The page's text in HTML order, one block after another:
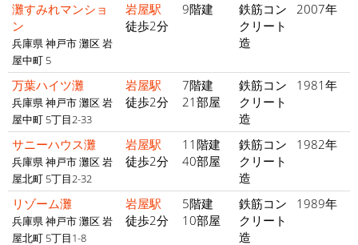
灘すみれマンショ
ン
兵庫県 神戸市 灘区 岩
屋中町 5
岩屋駅
徒歩2分
9階建
鉄筋コン
クリート
造
2007年
万葉ハイツ灘
兵庫県 神戸市 灘区 岩
屋中町 5丁目2-33
岩屋駅
徒歩2分
7階建
21部屋
鉄筋コン
クリート
造
1981年
サニーハウス灘
兵庫県 神戸市 灘区 岩
屋北町 5丁目2-32
岩屋駅
徒歩2分
11階建
40部屋
鉄筋コン
クリート
造
1982年
リゾーム灘
兵庫県 神戸市 灘区 岩
屋北町 5丁目1-8
岩屋駅
徒歩2分
5階建
10部屋
鉄筋コン
クリート
造
1989年